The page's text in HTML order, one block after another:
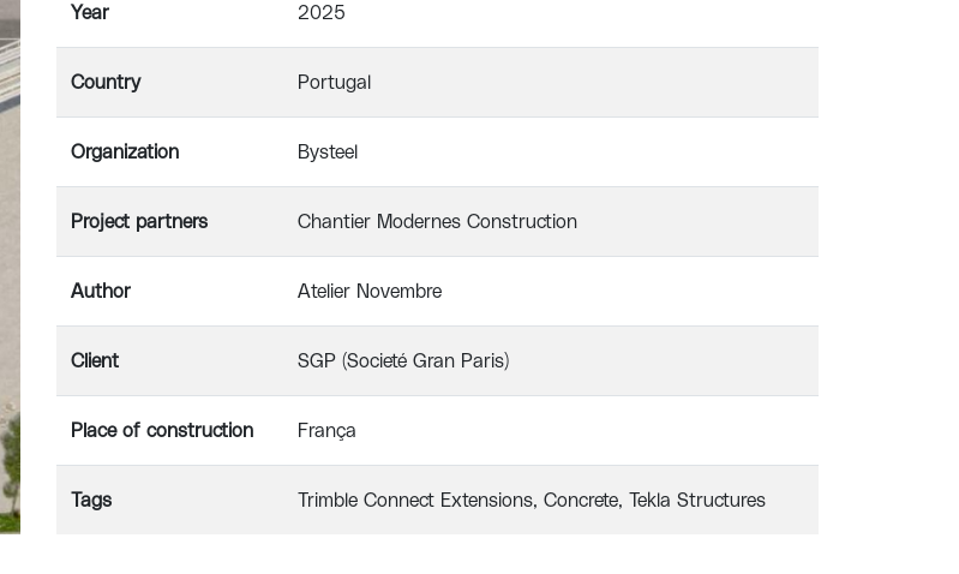
Year 2025
Country Portugal
Organization Bysteel
Project partners Chantier Modernes Construction
Author Atelier Novembre
Client SGP (Societé Gran Paris)
Place of construction França
Tags Trimble Connect Extensions Concrete Tekla Structures